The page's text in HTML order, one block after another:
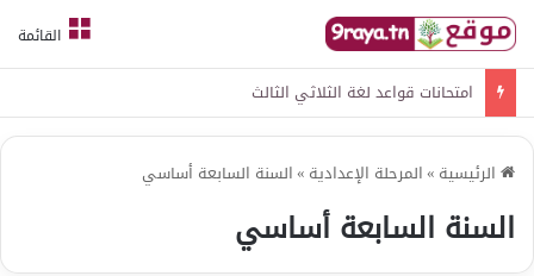
القائمة
امتحانات قواعد لغة الثلاثي الثالث
الرئيسية »المرحلة الإعدادية »السنة السابعة أساسي
السنة السابعة أساسي